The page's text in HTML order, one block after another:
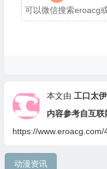
可以微信搜索eroacg
本文由 工口太伊
内容参考自互联
https://www.eroacg.com/
动漫资讯